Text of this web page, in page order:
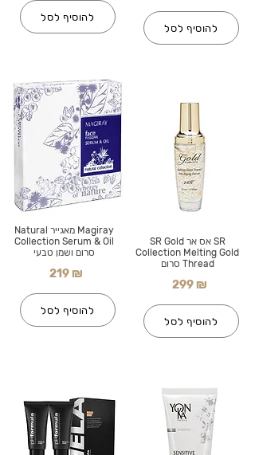
להוסיף לסל
Magiray מאגייר Natural
Collection Serum & Oil
סרום ושמן טבעי
219 ₪
להוסיף לסל
להוסיף לסל
SR אס אר SR Gold
Collection Melting Gold
Thread סרום
299 ₪
להוסיף לסל